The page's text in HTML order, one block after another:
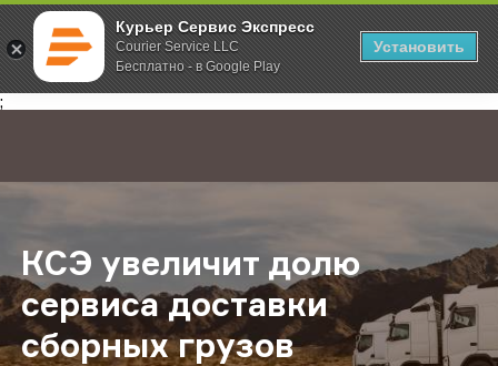
Курьер Сервис Экспресс
Courier Service LLC
Бесплатно - в Google Play
Установить
;
Главная О компании Новости КСЭ увеличит долю сервиса
КСЭ увеличит долю
сервиса доставки
сборных грузов